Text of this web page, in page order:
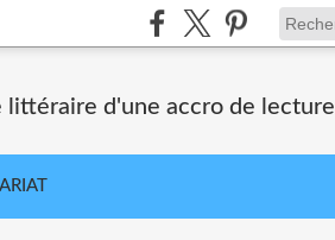
littéraire d'une accro de lecture